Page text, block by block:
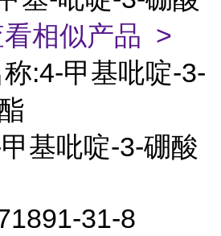
看相似产品 >
:4-甲基吡啶-3-
基吡啶-3-硼酸
31-8